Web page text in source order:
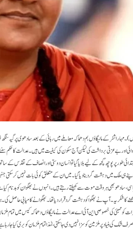
(ہ س)۔ مہاراشٹر کے مالیگاؤں بم دھماکہ معاملے میں رہائی کے بعد سادھوی
اور بے عزتی برداشت کی لیکن آج سکون کی کیفیت میں ہیں۔ عدالت کا حکم
اپنے ہی ملک میں دہشت گرد بنا دیا گیا۔ میں ان کے متعلق کوئی بات نہیں کر
سادھو بھی ہر وقت موت سے کھیلتے رہتے ہیں۔ انہوں نے بھگوان کو بدنام کیا
کا شکریہ۔ آپ نے بھگوا کو دہشت گرد قرار دیا تھا۔ بھگوا نے کامیابی حاصل
کو ممبئی کی خصوصی این آئی اے عدالت نے مالیگاؤں دھماکہ کیس میں تمام